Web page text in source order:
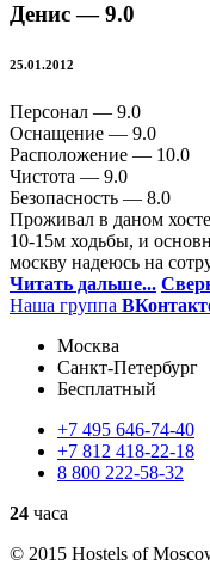
Денис —9.0
25.01.2012
Персонал — 9.0
Оснащение — 9.0
Расположение — 10.0
Чистота — 9.0
Безопасность — 8.0
Проживал в даном
10-15м ходьбы, и
москву надеюсь на
Читать дальше...
Наша группа
Москва
Санкт-Петербург
Бесплатный
+7 495 646-74-40
+7 812 418-22-18
8 800 222-58-32
24 часа
© 2015 Hostels of